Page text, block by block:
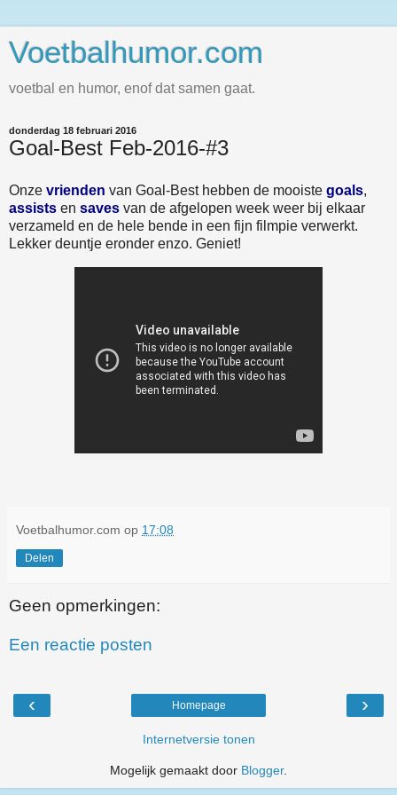
Voetbalhumor.com
voetbal en humor, enof dat samen gaat.
donderdag 18 februari 2016
Goal-Best Feb-2016-#3
Onze vrienden van Goal-Best hebben de mooiste goals,
assists en saves van de afgelopen week weer bij elkaar
verzameld en de hele bende in een fijn filmpie verwerkt.
Lekker deuntje eronder enzo. Geniet!
Voetbalhumor.com op 17:08
Delen
Geen opmerkingen:
Een reactie posten
‹ ›
Homepage
Internetversie tonen
Mogelijk gemaakt door Blogger.